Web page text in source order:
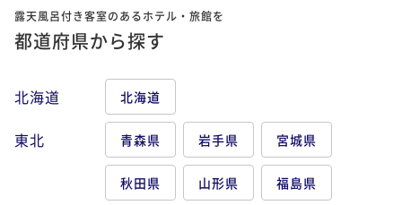
露天風呂付き客室のあるホテル・旅館を
都道府県から探す
北海道 北海道
東北 青森県 岩手県 宮城県
秋田県 山形県 福島県